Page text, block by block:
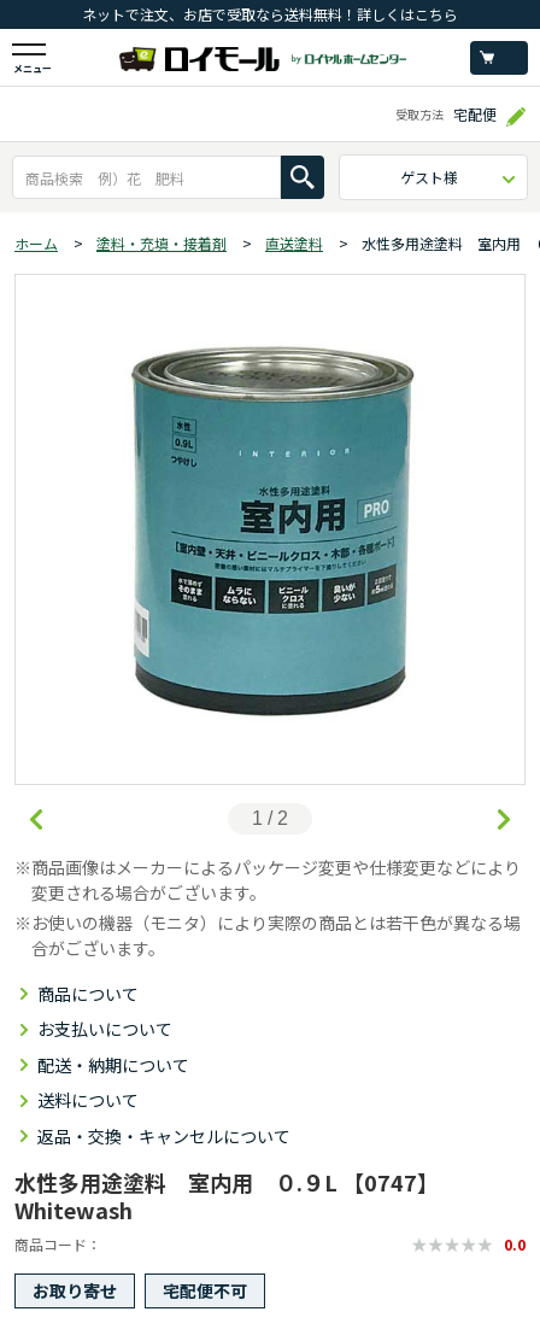
ネットで注文、お店で受取なら送料無料！詳しくはこちら
メニュー
受取方法 宅配便
ゲスト様
ホーム > 塗料・充填・接着剤 > 直送塗料 > 水性多用途塗料 室内用
1 / 2
商品画像はメーカーによるパッケージ変更や仕様変更などにより
変更される場合がございます。
お使いの機器（モニタ）により実際の商品とは若干色が異なる場
合がございます。
商品について
お支払いについて
配送・納期について
送料について
返品・交換・キャンセルについて
水性多用途塗料 室内用 ０.９L 【0747】
Whitewash
商品コード 0.0
お取り寄せ 宅配便不可